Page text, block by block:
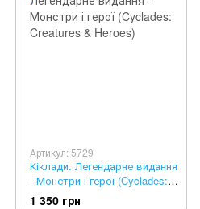
Артикул: 5729
Кіклади. Легендарне видання
- Монстри і герої (Cyclades:
Creatures & Heroes)
1 350 грн